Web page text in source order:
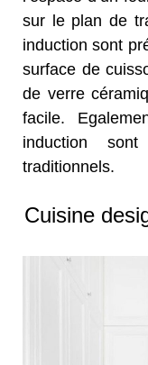
sur le plan de
induction sont
surface de
de verre
facile.
induction
traditionnels.
Cuisine